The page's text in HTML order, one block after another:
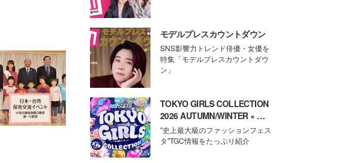
モデルプレスカウントダウン
SNS影響力トレンド俳優・女優を
特集「モデルプレスカウントダウ
ン」
TOKYO GIRLS COLLECTION
2026 AUTUMN/WINTER × モ
デルプレス
"史上最大級のファッションフェス
タ"TGC情報をたっぷり紹介